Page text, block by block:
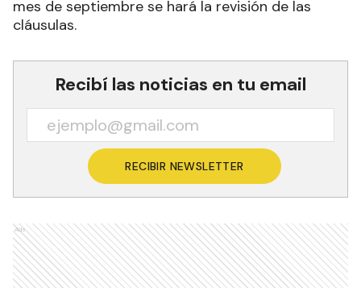
mes de septiembre se hará la revisión de las
cláusulas.
Recibí las noticias en tu email
RECIBIR NEWSLETTER
Ads